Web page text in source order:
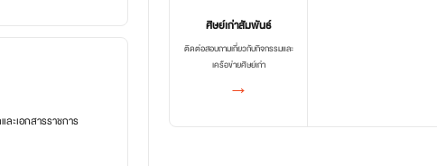
ะเอกสารราชการ
ศิษย์เก่าสัมพันธ์
ติดต่อสอบถามเกี่ยวกับกิจกรรมและ
เครือข่ายศิษย์เก่า
→